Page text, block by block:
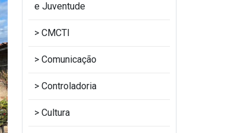
e Juventude
CMCTI
Comunicação
Controladoria
Cultura